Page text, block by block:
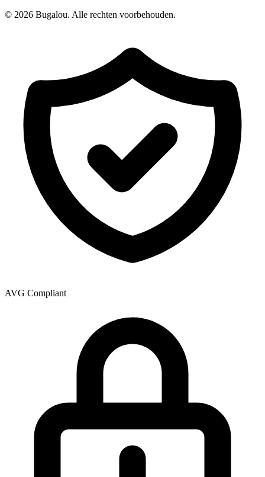
© 2026 Bugalou. Alle rechten voorbehouden.
AVG Compliant